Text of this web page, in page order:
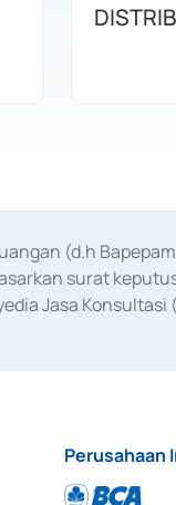
(d.h
surat
Jasa Konsultasi (
Perusahaan